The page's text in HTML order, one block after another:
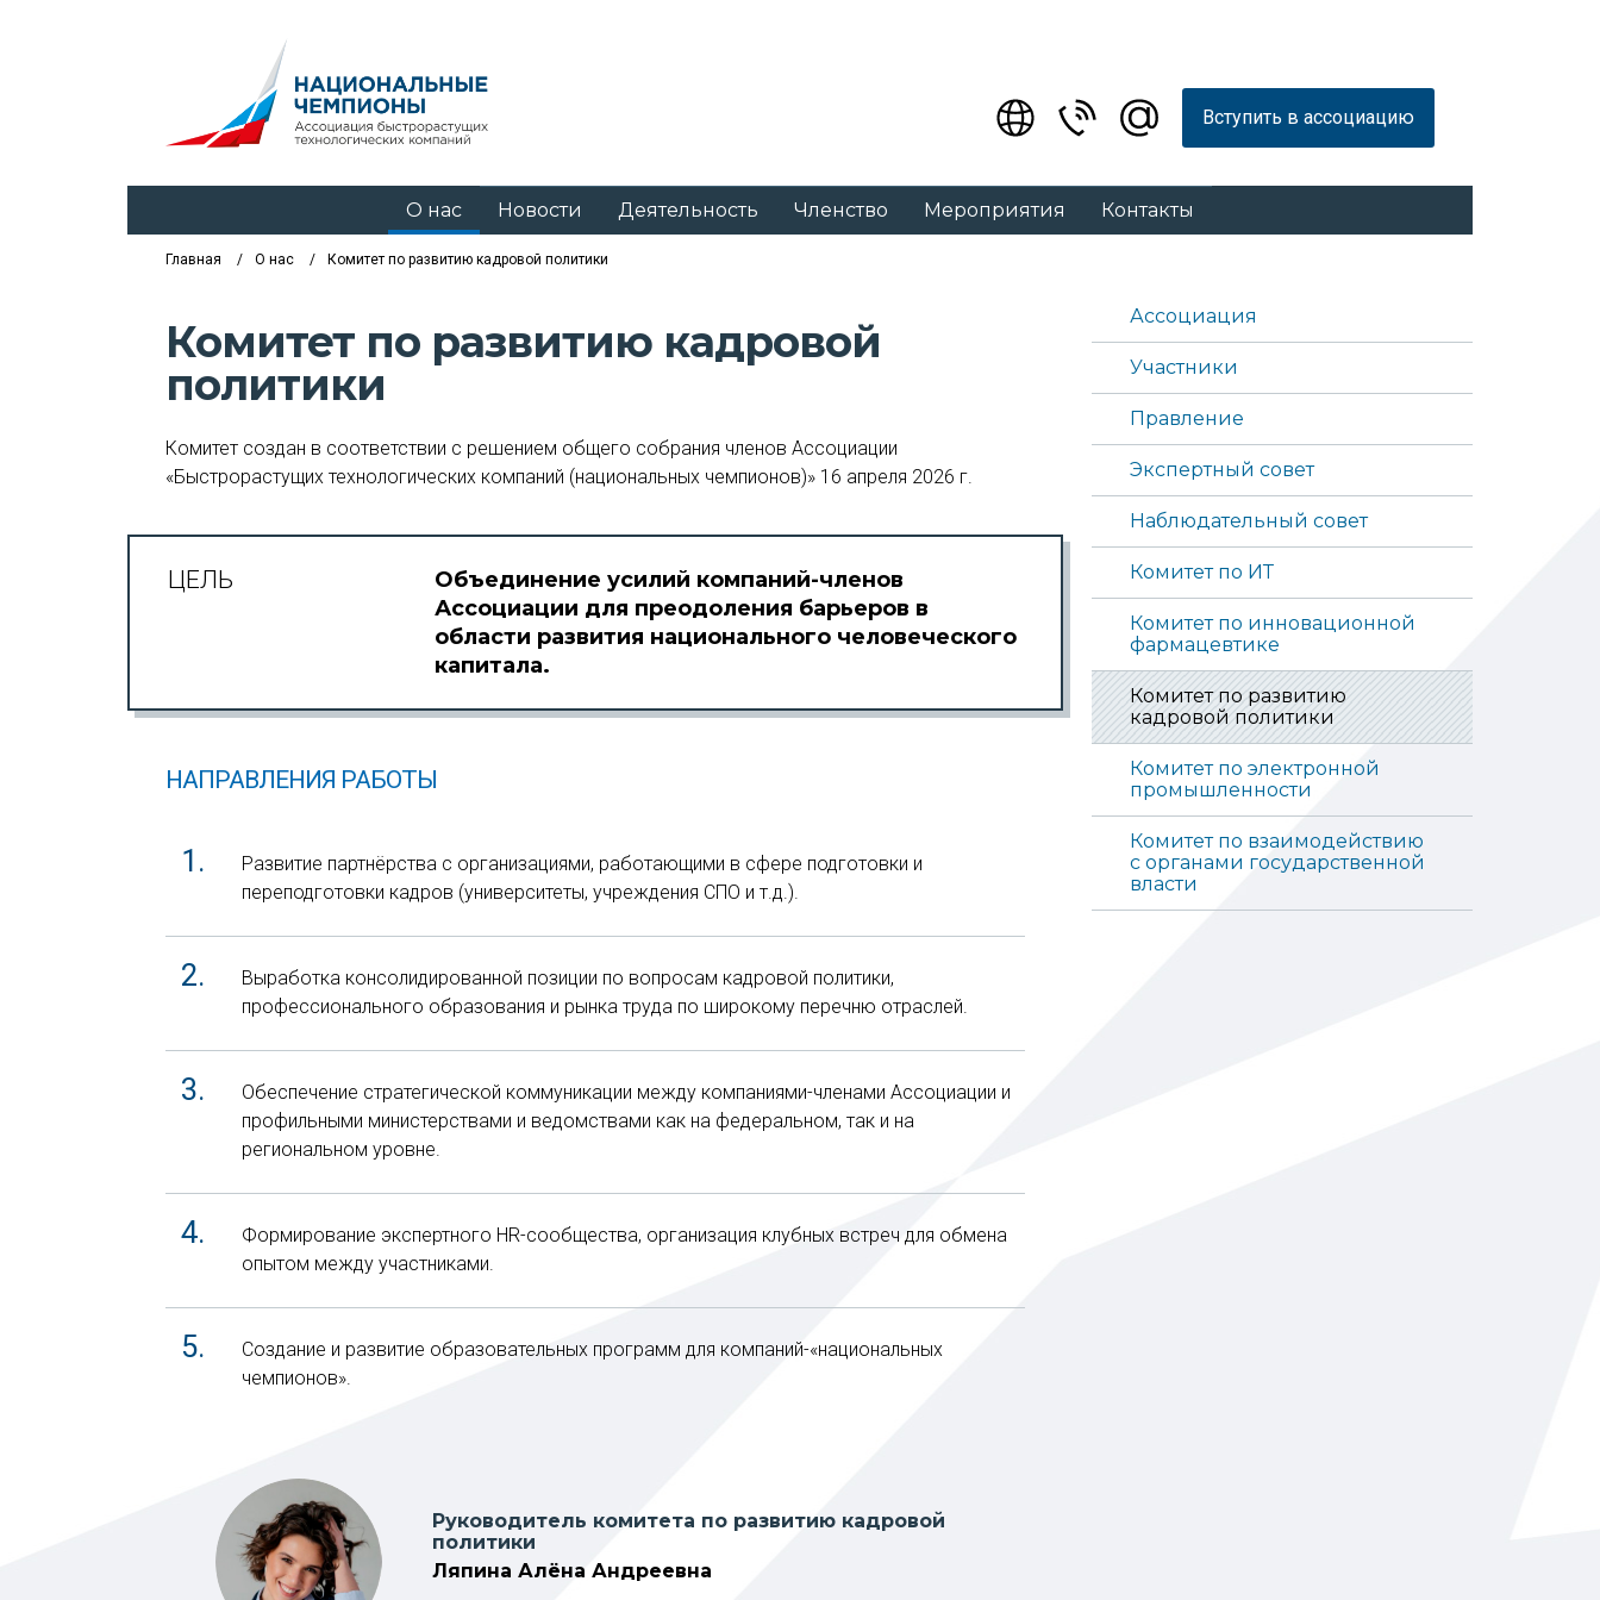
Вступить в ассоциацию
О нас Новости Деятельность Членство Мероприятия Контакты
Главная О нас Комитет по развитию кадровой политики
Комитет по развитию кадровой
политики
Комитет создан в соответствии с решением общего собрания членов Ассоциации
«Быстрорастущих технологических компаний (национальных чемпионов)» 16 апреля 2026 г.
ЦЕЛЬ
Объединение усилий компаний-членов
Ассоциации для преодоления барьеров в
области развития национального человеческого
капитала.
НАПРАВЛЕНИЯ РАБОТЫ
Развитие партнёрства с организациями, работающими в сфере подготовки и
переподготовки кадров (университеты, учреждения СПО и т.д.).
Выработка консолидированной позиции по вопросам кадровой политики,
профессионального образования и рынка труда по широкому перечню отраслей.
Обеспечение стратегической коммуникации между компаниями-членами Ассоциации и
профильными министерствами и ведомствами как на федеральном, так и на
региональном уровне.
Формирование экспертного HR-сообщества, организация клубных встреч для обмена
опытом между участниками.
Создание и развитие образовательных программ для компаний-«национальных
чемпионов».
Руководитель комитета по развитию кадровой
политики
Ляпина Алёна Андреевна
Ассоциация
Участники
Правление
Экспертный совет
Наблюдательный совет
Комитет по ИТ
Комитет по инновационной
фармацевтике
Комитет по развитию
кадровой политики
Комитет по электронной
промышленности
Комитет по взаимодействию
с органами государственной
власти